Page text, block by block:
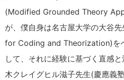
(Modified Grounded Theory
が、僕自身は名古屋大学の大谷
for Coding and Theorization)を
して、それに経験に基づく直感
木クレイグヒル滋子先生(慶應義